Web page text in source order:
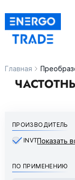
Главная
ПРОИЗВОДИТЕЛЬ
INVTПоказать
ПО ПРИМЕНЕНИЮ